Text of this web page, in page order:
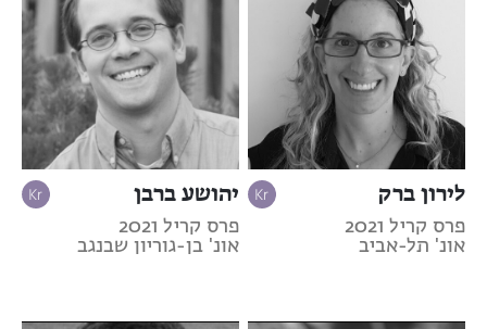
לירון ברק
פרס קריל 2021
אונ' תל-אביב
יהושע ברבן
פרס קריל 2021
אונ' בן-גוריון שבנגב